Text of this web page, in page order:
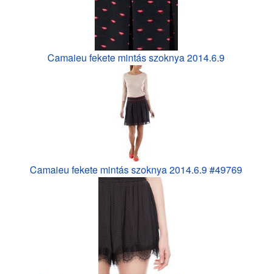
Camaieu fekete mintás szoknya 2014.6.9
Camaieu fekete mintás szoknya 2014.6.9 #49769